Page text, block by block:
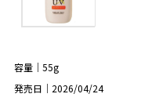
容量｜55g
発売日｜2026/04/24